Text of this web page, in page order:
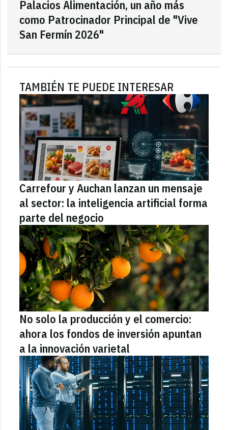
Palacios Alimentación, un año más
como Patrocinador Principal de "Vive
San Fermín 2026"
TAMBIÉN TE PUEDE INTERESAR
Carrefour y Auchan lanzan un mensaje
al sector: la inteligencia artificial forma
parte del negocio
No solo la producción y el comercio:
ahora los fondos de inversión apuntan
a la innovación varietal